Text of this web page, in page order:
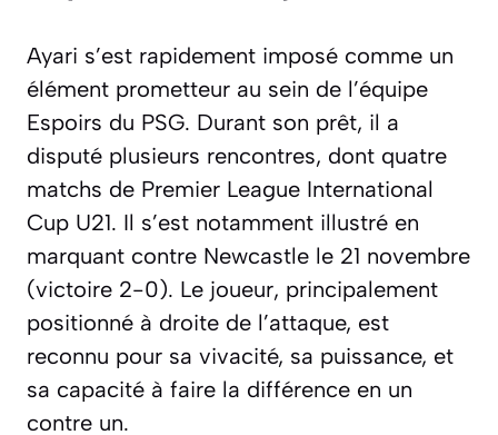
Ayari s’est rapidement imposé comme un
élément prometteur au sein de l’équipe
Espoirs du PSG. Durant son prêt, il a
disputé plusieurs rencontres, dont quatre
matchs de Premier League International
Cup U21. Il s’est notamment illustré en
marquant contre Newcastle le 21 novembre
(victoire 2-0). Le joueur, principalement
positionné à droite de l’attaque, est
reconnu pour sa vivacité, sa puissance, et
sa capacité à faire la différence en un
contre un.